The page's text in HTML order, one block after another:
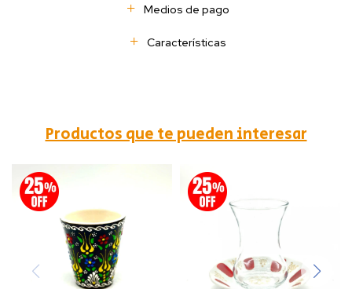
Medios de pago
Características
Productos que te pueden interesar